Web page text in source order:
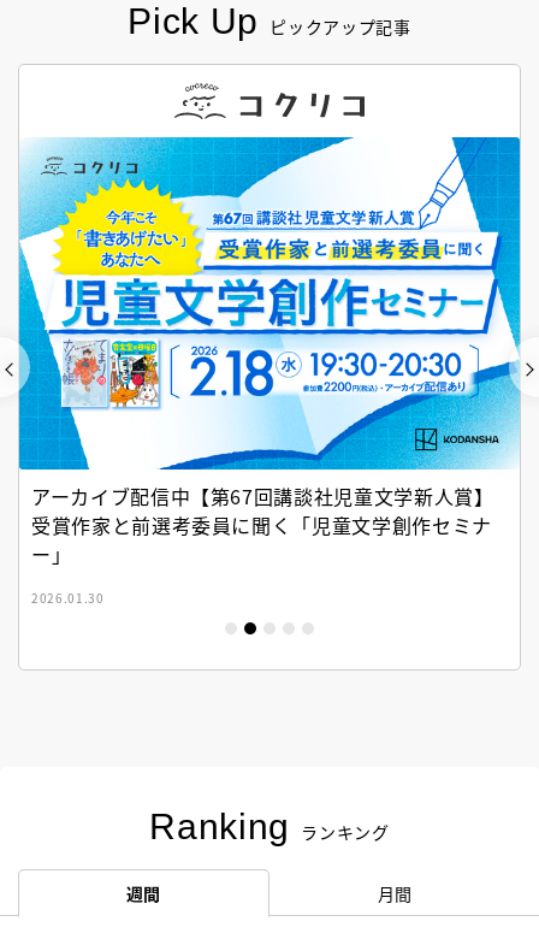
Pick Up ピックアップ記事
アーカイブ配信中【第67回講談社児童文学新人賞】
受賞作家と前選考委員に聞く「児童文学創作セミナ
ー」
2026.01.30
Ranking ランキング
週間 月間